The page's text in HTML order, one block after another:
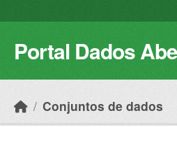
Portal Dados
Conjuntos de dados